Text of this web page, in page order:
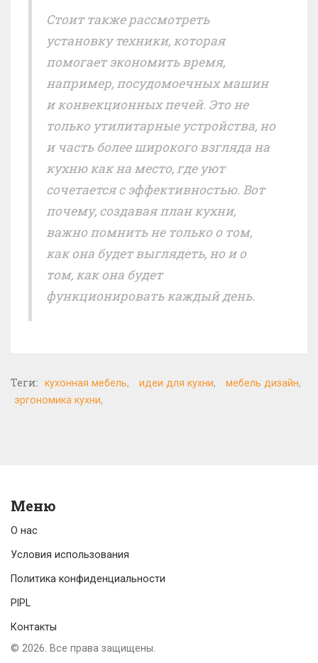
Стоит также рассмотреть
установку техники, которая
помогает экономить время,
например, посудомоечных машин
и конвекционных печей. Это не
только утилитарные устройства, но
и часть более широкого взгляда на
кухню как на место, где уют
сочетается с эффективностью. Вот
почему, создавая план кухни,
важно помнить не только о том,
как она будет выглядеть, но и о
том, как она будет
функционировать каждый день.
Теги: кухонная мебель идеи для кухни
мебель дизайн
эргономика кухни
Меню
О нас
Условия использования
Политика конфиденциальности
PIPL
Контакты
© 2026. Все права защищены.